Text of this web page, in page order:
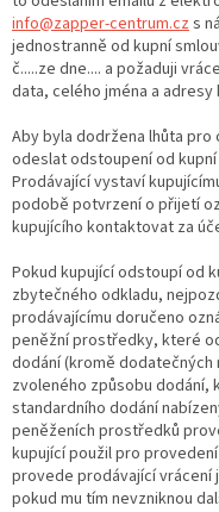
info@zapper-centrum.cz s
jednostranně od kupní
č.....ze dne.... a požaduji
data, celého jména a adresy
Aby byla dodržena lhůta
odeslat odstoupení od
Prodávající vystaví
podobě potvrzení o přijetí
kupujícího kontaktovat za
Pokud kupující odstoupí od
zbytečného odkladu,
prodávajícímu doručeno
peněžní prostředky, které
dodání (kromě dodatečných
zvoleného způsobu dodání,
standardního dodání
peněženích prostředků
kupující použil pro
provede prodávající vrácení
pokud mu tím nevzniknou